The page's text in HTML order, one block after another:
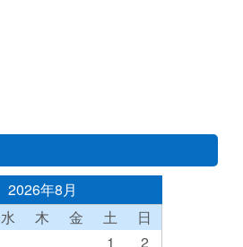
2026年8月
水 木 金 土
日
1
2